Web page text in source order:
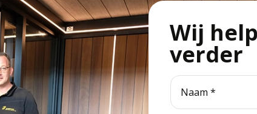
Wij
verder